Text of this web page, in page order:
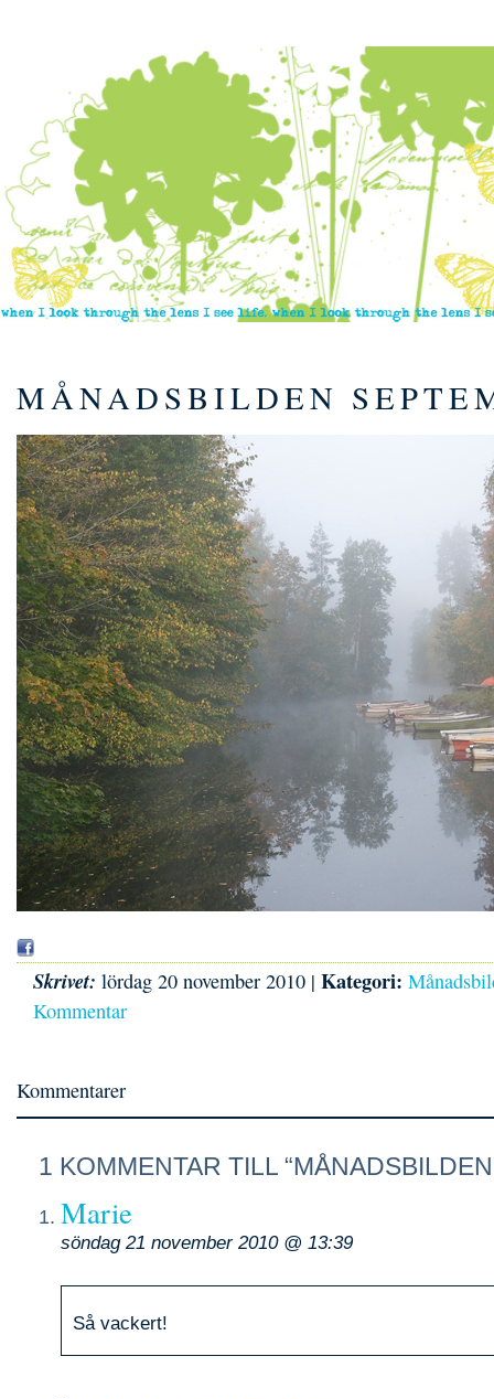
MÅNADSBILDEN
Skrivet: lördag 20 november 2010 | Kategori:
Kommentar
Kommentarer
1 KOMMENTAR TILL
Marie
söndag 21 november 2010 @ 13:39
Så vackert!